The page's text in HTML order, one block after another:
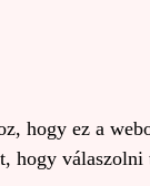
hogy ez a
hogy válaszolni